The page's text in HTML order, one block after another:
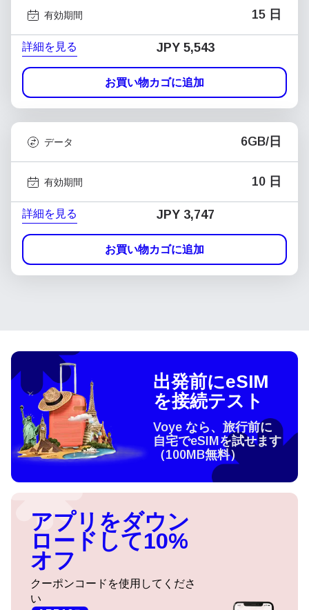
有効期間 15 日
詳細を見る JPY 5,543
お買い物カゴに追加
データ 6GB/日
有効期間 10 日
詳細を見る JPY 3,747
お買い物カゴに追加
出発前にeSIM
を接続テスト
Voye なら、旅行前に
自宅でeSIMを試せます
（100MB無料）
アプリをダウン
ロードして10%
オフ
クーポンコードを使用してくださ
い